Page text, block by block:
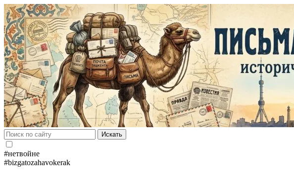
Искать
#нетвойне
#bizgatozahavokerak